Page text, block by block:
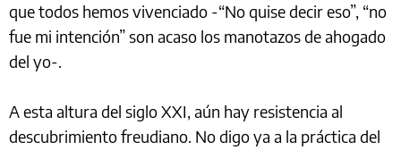
que todos hemos vivenciado -“No quise decir eso”, “no
fue mi intención” son acaso los manotazos de ahogado
del yo-.
A esta altura del siglo XXI, aún hay resistencia al
descubrimiento freudiano. No digo ya a la práctica del